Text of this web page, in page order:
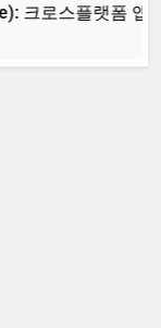
스플랫폼 앱 개발